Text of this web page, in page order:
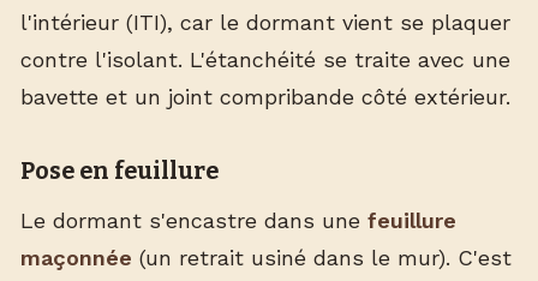
l'intérieur (ITI), car le dormant vient se plaquer
contre l'isolant. L'étanchéité se traite avec une
bavette et un joint compribande côté extérieur.
Pose en feuillure
Le dormant s'encastre dans une feuillure
maçonnée (un retrait usiné dans le mur). C'est